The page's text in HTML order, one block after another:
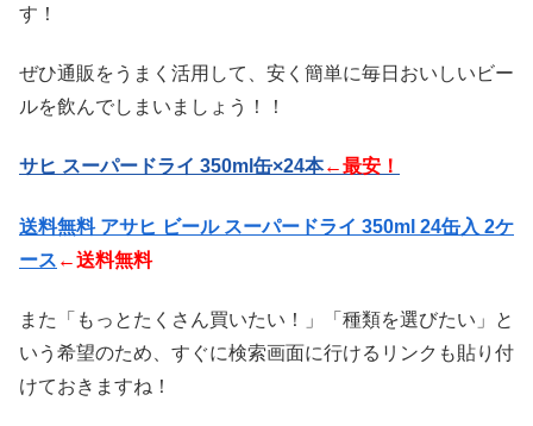
す！
ぜひ通販をうまく活用して、安く簡単に毎日おいしいビー
ルを飲んでしまいましょう！！
サヒ スーパードライ 350ml缶×24本←最安！
送料無料 アサヒ ビール スーパードライ 350ml 24缶入 2ケ
ース ←送料無料
また「もっとたくさん買いたい！」「種類を選びたい」と
いう希望のため、すぐに検索画面に行けるリンクも貼り付
けておきますね！